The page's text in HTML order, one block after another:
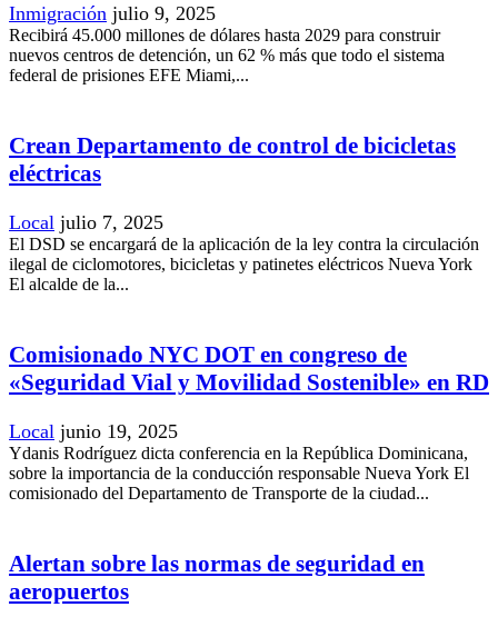
Inmigración julio 9, 2025
Recibirá 45.000 millones de dólares hasta 2029 para construir
nuevos centros de detención, un 62 % más que todo el sistema
federal de prisiones EFE Miami,...
Crean Departamento de control de bicicletas
eléctricas
Local julio 7, 2025
El DSD se encargará de la aplicación de la ley contra la circulación
ilegal de ciclomotores, bicicletas y patinetes eléctricos Nueva York
El alcalde de la...
Comisionado NYC DOT en congreso de
«Seguridad Vial y Movilidad Sostenible» en RD
Local junio 19, 2025
Ydanis Rodríguez dicta conferencia en la República Dominicana,
sobre la importancia de la conducción responsable Nueva York El
comisionado del Departamento de Transporte de la ciudad...
Alertan sobre las normas de seguridad en
aeropuertos